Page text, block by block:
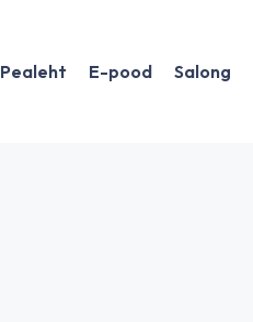
Pealeht E-pood Salong